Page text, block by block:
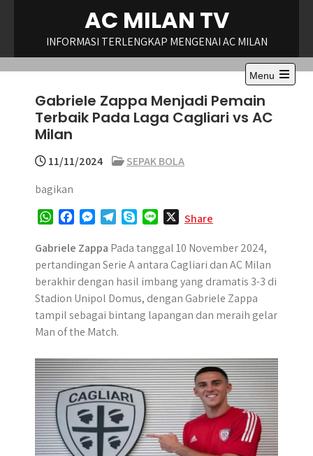
AC MILAN TV
INFORMASI TERLENGKAP MENGENAI AC MILAN
Menu
Open
menu
Gabriele Zappa Menjadi Pemain
Terbaik Pada Laga Cagliari vs AC
Milan
11/11/2024
SEPAK BOLA
bagikan
W
a
t
s
A
p
c
e
b
o
s
s
e
n
e
r
l
e
g
r
a
y
p
e
n
e
Share
Gabriele Zappa Pada tanggal 10 November 2024,
pertandingan Serie A antara Cagliari dan AC Milan
berakhir dengan hasil imbang yang dramatis 3-3 di
Stadion Unipol Domus, dengan Gabriele Zappa
tampil sebagai bintang lapangan dan meraih gelar
Man of the Match.